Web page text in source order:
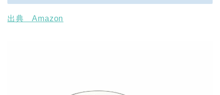
出典 Amazon